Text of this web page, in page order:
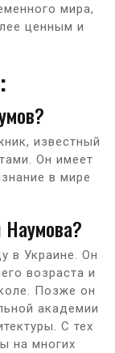
мира,
ценным и
известный
Он имеет
в мире
Наумова?
в Украине. Он
возраста и
Позже он
академии
С тех
на многих